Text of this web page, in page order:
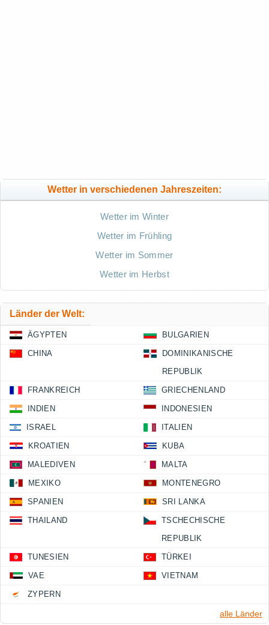
Wetter in verschiedenen Jahreszeiten:
Wetter im Winter
Wetter im Frühling
Wetter im Sommer
Wetter im Herbst
Länder der Welt:
ÄGYPTEN BULGARIEN
CHINA
DOMINIKANISCHE
REPUBLIK
FRANKREICH GRIECHENLAND
INDIEN INDONESIEN
ISRAEL ITALIEN
KROATIEN KUBA
MALEDIVEN MALTA
MEXIKO MONTENEGRO
SPANIEN SRI LANKA
THAILAND
TSCHECHISCHE
REPUBLIK
TUNESIEN TÜRKEI
VAE VIETNAM
ZYPERN
alle Länder